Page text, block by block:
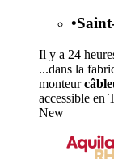
•
Il y a 24
...dans la
monteur
accessible en
New